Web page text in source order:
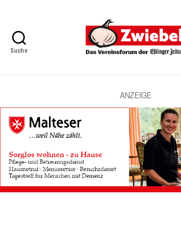
Suche
Vereinsforum
Eßlinger
Zeitung
ANZEIGE